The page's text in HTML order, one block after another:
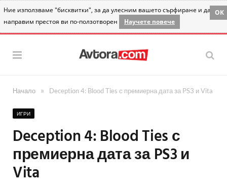
Ние използваме "бисквитки", за да улесним вашето сърфиране и да
направим престоя ви по-ползотворен
Научете повече
OK
Начало » Deception 4: Blood Ties с премиерна дата за PS3 и Vita
ИГРИ
Deception 4: Blood Ties с
премиерна дата за PS3 и
Vita